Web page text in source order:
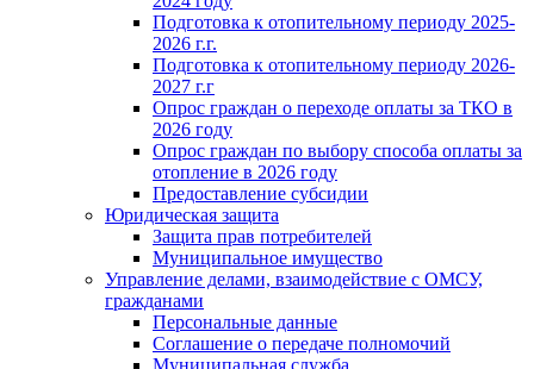
Подготовка к отопительному периоду 2025-
2026 г.г.
Подготовка к отопительному периоду 2026-
2027 г.г
Опрос граждан о переходе оплаты за ТКО в
2026 году
Опрос граждан по выбору способа оплаты за
отопление в 2026 году
Предоставление субсидии
Юридическая защита
Защита прав потребителей
Муниципальное имущество
Управление делами, взаимодействие с ОМСУ,
гражданами
Персональные данные
Соглашение о передаче полномочий